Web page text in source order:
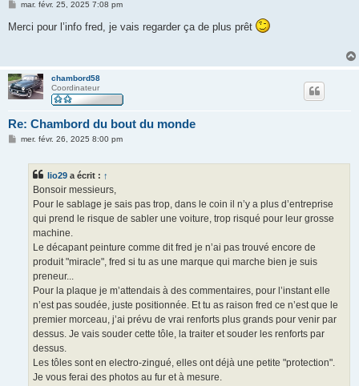
M
s
mar. févr. 25, 2025 7:08 pm
Merci pour l’info fred, je vais regarder ça de plus prêt
chambord58
Coordinateur
Re: Chambord du bout du monde
Mmer. févr. 26, 2025 8:00 pm
lio29 a écrit : ↑
Bonsoir messieurs,
Pour le sablage je sais pas trop, dans le coin il n’y a plus d’entreprise
qui prend le risque de sabler une voiture, trop risqué pour leur grosse
machine.
Le décapant peinture comme dit fred je n’ai pas trouvé encore de
produit "miracle", fred si tu as une marque qui marche bien je suis
preneur...
Pour la plaque je m’attendais à des commentaires, pour l’instant elle
n’est pas soudée, juste positionnée. Et tu as raison fred ce n’est que le
premier morceau, j’ai prévu de vrai renforts plus grands pour venir par
dessus. Je vais souder cette tôle, la traiter et souder les renforts par
dessus.
Les tôles sont en electro-zingué, elles ont déjà une petite "protection".
Je vous ferai des photos au fur et à mesure.